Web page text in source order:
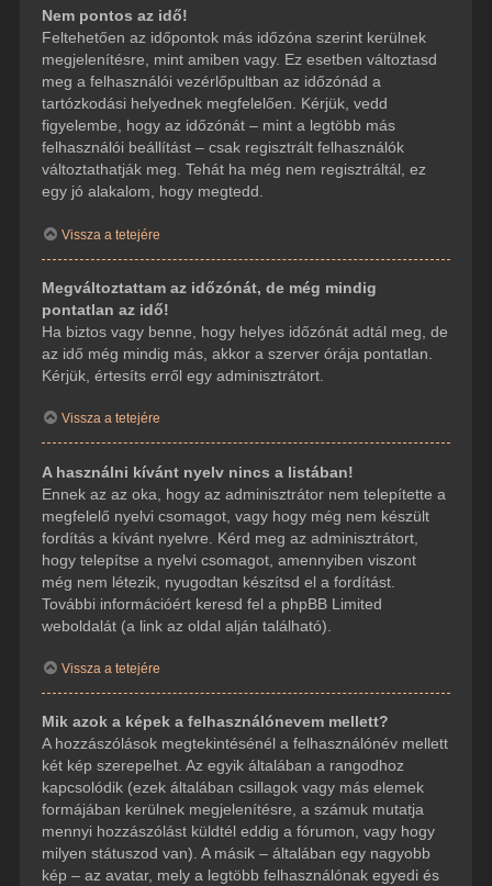
Nem pontos az idő!
Feltehetően az időpontok más időzóna szerint kerülnek
megjelenítésre, mint amiben vagy. Ez esetben változtasd
meg a felhasználói vezérlőpultban az időzónád a
tartózkodási helyednek megfelelően. Kérjük, vedd
figyelembe, hogy az időzónát – mint a legtöbb más
felhasználói beállítást – csak regisztrált felhasználók
változtathatják meg. Tehát ha még nem regisztráltál, ez
egy jó alakalom, hogy megtedd.
Vissza a tetejére
Megváltoztattam az időzónát, de még mindig
pontatlan az idő!
Ha biztos vagy benne, hogy helyes időzónát adtál meg, de
az idő még mindig más, akkor a szerver órája pontatlan.
Kérjük, értesíts erről egy adminisztrátort.
Vissza a tetejére
A használni kívánt nyelv nincs a listában!
Ennek az az oka, hogy az adminisztrátor nem telepítette a
megfelelő nyelvi csomagot, vagy hogy még nem készült
fordítás a kívánt nyelvre. Kérd meg az adminisztrátort,
hogy telepítse a nyelvi csomagot, amennyiben viszont
még nem létezik, nyugodtan készítsd el a fordítást.
További információért keresd fel a phpBB Limited
weboldalát (a link az oldal alján található).
Vissza a tetejére
Mik azok a képek a felhasználónevem mellett?
A hozzászólások megtekintésénél a felhasználónév mellett
két kép szerepelhet. Az egyik általában a rangodhoz
kapcsolódik (ezek általában csillagok vagy más elemek
formájában kerülnek megjelenítésre, a számuk mutatja
mennyi hozzászólást küldtél eddig a fórumon, vagy hogy
milyen státuszod van). A másik – általában egy nagyobb
kép – az avatar, mely a legtöbb felhasználónak egyedi és